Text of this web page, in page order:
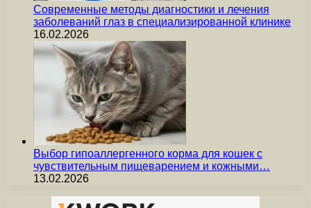
Современные методы диагностики и лечения
заболеваний глаз в специализированной клинике
16.02.2026
Выбор гипоаллергенного корма для кошек с
чувствительным пищеварением и кожными…
13.02.2026